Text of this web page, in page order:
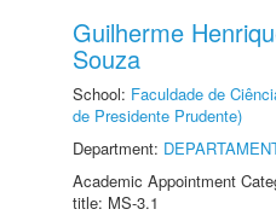
Guilherme
Souza
School: Faculdade de
de Presidente Prudente)
Department:
Academic Appointment
title: MS-3.1